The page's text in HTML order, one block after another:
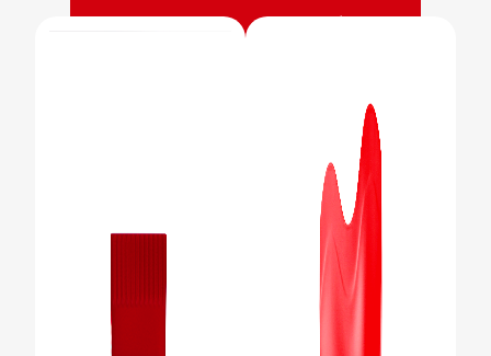
CHEQUEO DE SALUD BUCAL
SELECCIÓN DE PRODUCTOS
PARA PROFESIONALES